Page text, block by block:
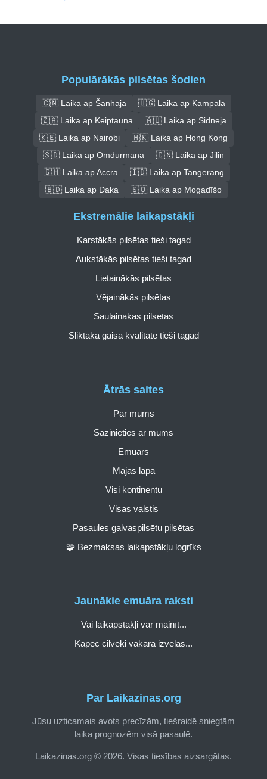
Populārākās pilsētas šodien
🇨🇳 Laika ap Šanhaja
🇺🇬 Laika ap Kampala
🇿🇦 Laika ap Keiptauna
🇦🇺 Laika ap Sidneja
🇰🇪 Laika ap Nairobi
🇭🇰 Laika ap Hong Kong
🇸🇩 Laika ap Omdurmāna
🇨🇳 Laika ap Jilin
🇬🇭 Laika ap Accra
🇮🇩 Laika ap Tangerang
🇧🇩 Laika ap Daka
🇸🇴 Laika ap Mogadīšo
Par Laikazinas.org
Jūsu uzticamais avots precīzām, tiešraidē sniegtām
laika prognozēm visā pasaulē.
Laikazinas.org © 2026. Visas tiesības aizsargātas.
Ātrās saites
Par mums
Sazinieties ar mums
Emuārs
Mājas lapa
Visi kontinentu
Visas valstis
Pasaules galvaspilsētu pilsētas
🧩 Bezmaksas laikapstākļu logrīks
Ekstremālie laikapstākļi
Karstākās pilsētas tieši tagad
Aukstākās pilsētas tieši tagad
Lietainākās pilsētas
Vējainākās pilsētas
Saulainākās pilsētas
Sliktākā gaisa kvalitāte tieši tagad
Jaunākie emuāra raksti
Vai laikapstākļi var mainīt...
Kāpēc cilvēki vakarā izvēlas...